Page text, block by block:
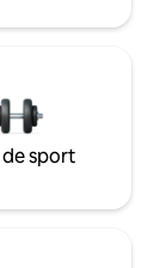
de sport